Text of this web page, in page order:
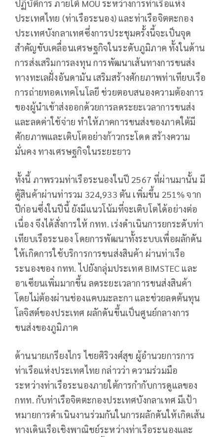
ปฏิบัติการ ภายใต้ MOU ระหว่างการท่าเรือแห่ง
ประเทศไทย (ท่าเรือระนอง) และท่าเรือจิตตะกอง
ประเทศบังกลาเทศซึ่งการประชุมครั้งนี้จะเป็นจุด
สำคัญขับเคลื่อนเศรษฐกิจในระดับภูมิภาค ทั้งในด้าน
การส่งเสริมการลงทุน การพัฒนาเส้นทางการขนส่ง
ทางทะเลฝั่งอันดามัน เสริมสร้างศักยภาพท่าเทียบเรือ
การถ่ายทอดเทคโนโลยี ช่วยตอบสนองความต้องการ
ของผู้นำเข้าส่งออกด้วยการลดระยะเวลาการขนส่ง
และลดค่าใช้จ่าย ทำให้ภาคการขนส่งของภาคใต้มี
ศักยภาพและเติบโตอย่างก้าวกระโดด สร้างความ
มั่นคง ทางเศรษฐกิจในระยะยาว
ทั้งนี้ ภาพรวมท่าเรือระนองในปี 2567 ที่ผ่านมานั้น มี
ตู้สินค้าผ่านท่ารวม 324,933 ตัน เพิ่มขึ้น 251% จาก
ปีก่อนซึ่งในปีนี้ ยังมีแนวโน้มที่จะเติบโตได้อย่างต่อ
เนื่อง จึงได้สั่งการให้ กทท. เร่งดำเนินการยกระดับท่า
เทียบเรือระนอง โดยการพัฒนาทั้งระบบเพื่อผลักดัน
ให้เกิดการใช้บริการการขนส่งสินค้า ผ่านท่าเรือ
ระนองของ กทท. ไปยังกลุ่มประเทศ BIMSTEC และ
อาเซียนเพิ่มมากขึ้น ลดระยะเวลาการขนส่งสินค้า
โดยไม่ต้องผ่านช่องแคบมะละกา และช่วยลดต้นทุน
โลจิสต์ของประเทศ ผลักดันขึ้นเป็นศูนย์กลางการ
ขนส่งของภูมิภาค
ด้านนายเกรียงไกร ไชยศิริวงศ์สุข ผู้อำนวยการการ
ท่าเรือแห่งประเทศไทย กล่าวว่า ความร่วมมือ
ระหว่างท่าเรือระนองภายใต้การกำกับการดูแลของ
กทท. กับท่าเรือจิตตะกองประเทศบังกลาเทศ มีเป้า
หมายการดำเนินงานร่วมกันในการผลักดันให้เกิดเส้น
ทางเดินเรือเชิงพาณิชย์ระหว่างท่าเรือระนองและ